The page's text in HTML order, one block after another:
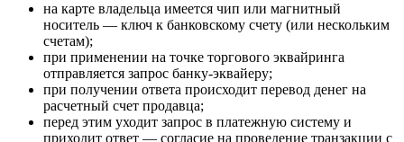
на карте владельца имеется чип или магнитный
носитель — ключ к банковскому счету (или нескольким
счетам);
при применении на точке торгового эквайринга
отправляется запрос банку-эквайеру;
при получении ответа происходит перевод денег на
расчетный счет продавца;
перед этим уходит запрос в платежную систему и
приходит ответ — согласие на проведение транзакции с